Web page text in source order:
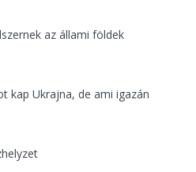
az állami földek
kap Ukrajna, de ami igazán